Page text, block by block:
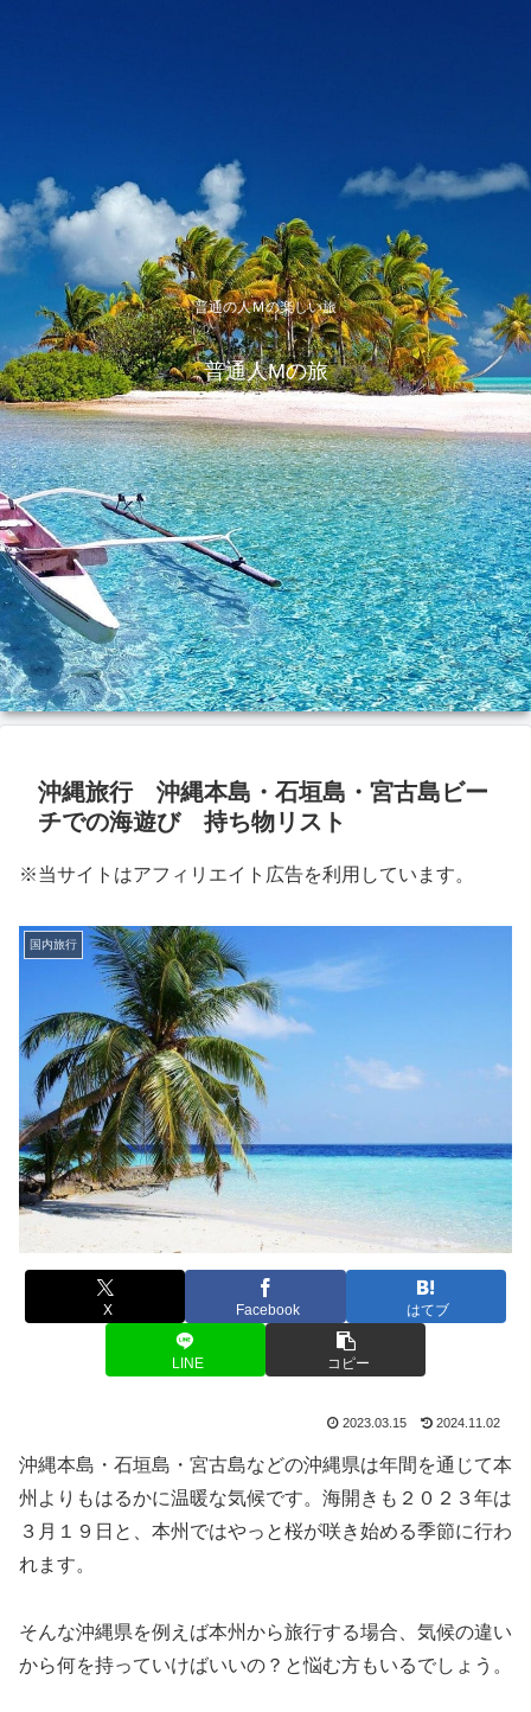
普通の人Ｍの楽しい旅
普通人Mの旅
沖縄旅行 沖縄本島・石垣島・宮古島ビー
チでの海遊び 持ち物リスト
※当サイトはアフィリエイト広告を利用しています。
国内旅行
X Facebook はてブ
LINE コピー
2023.03.15 2024.11.02
沖縄本島・石垣島・宮古島などの沖縄県は年間を通じて本
州よりもはるかに温暖な気候です。海開きも２０２３年は
３月１９日と、本州ではやっと桜が咲き始める季節に行わ
れます。
そんな沖縄県を例えば本州から旅行する場合、気候の違い
から何を持っていけばいいの？と悩む方もいるでしょう。